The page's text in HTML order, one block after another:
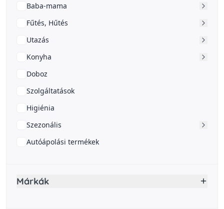
Baba-mama
Fűtés, Hűtés
Utazás
Konyha
Doboz
Szolgáltatások
Higiénia
Szezonális
Autóápolási termékek
Márkák